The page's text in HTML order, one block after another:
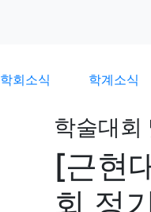
학회소식 학계소식
학술대회
[근현
회 정